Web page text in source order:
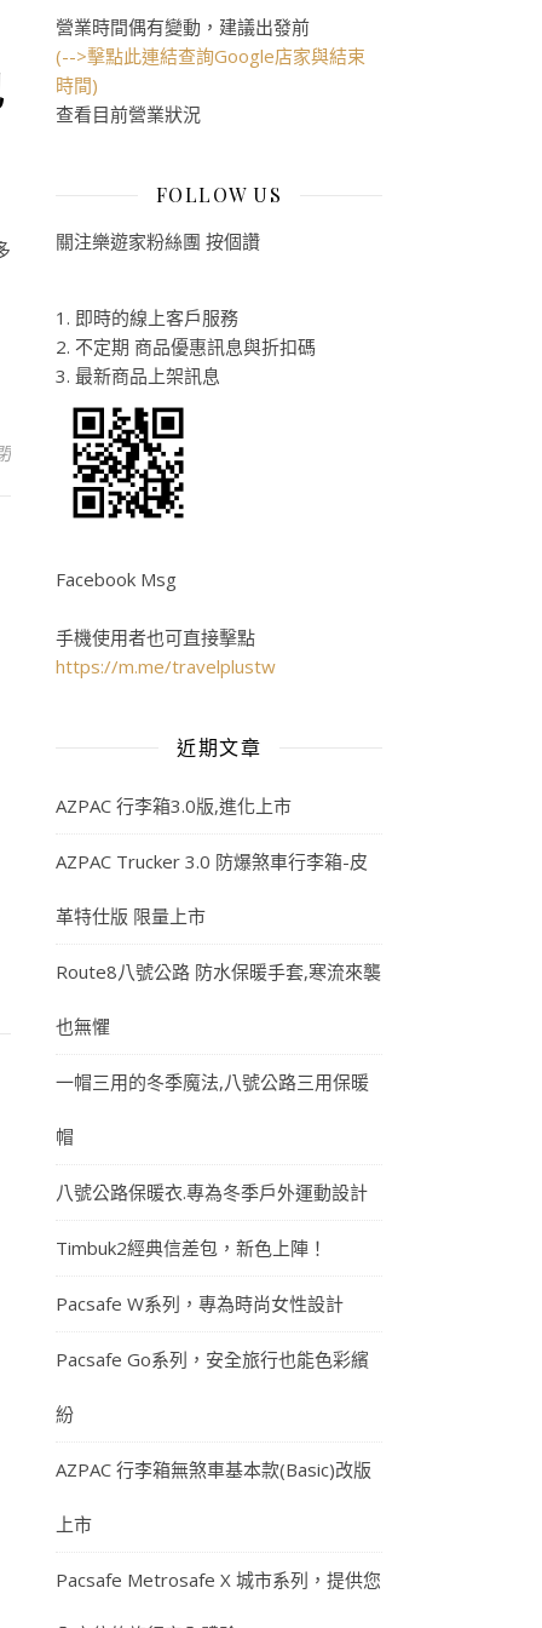
鞋大賞(五)]KEEN女鞋、童鞋也來報到囉!!〉中
營業時間偶有變動，建議出發前
(-->擊點此連結查詢Google店家與結束
時間)
查看目前營業狀況
FOLLOW US
關注樂遊家粉絲團 按個讚
1. 即時的線上客戶服務
2. 不定期 商品優惠訊息與折扣碼
3. 最新商品上架訊息
Facebook Msg
手機使用者也可直接擊點
https://m.me/travelplustw
近期文章
AZPAC 行李箱3.0版,進化上市
AZPAC Trucker 3.0 防爆煞車行李箱-皮
革特仕版 限量上市
Route8八號公路 防水保暖手套,寒流來襲
也無懼
一帽三用的冬季魔法,八號公路三用保暖
帽
八號公路保暖衣.專為冬季戶外運動設計
Timbuk2經典信差包，新色上陣！
Pacsafe W系列，專為時尚女性設計
Pacsafe Go系列，安全旅行也能色彩繽
紛
AZPAC 行李箱無煞車基本款(Basic)改版
上市
Pacsafe Metrosafe X 城市系列，提供您